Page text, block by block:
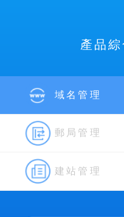
產品
域名管理
郵局管理
建站管理